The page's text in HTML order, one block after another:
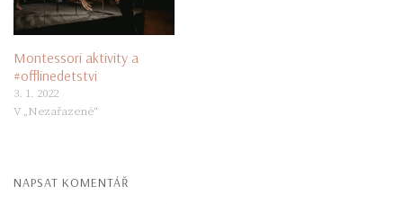
Montessori aktivity a
#offlinedetstvi
3. 1. 2022
V „Nezařazené“
NAPSAT KOMENTÁŘ